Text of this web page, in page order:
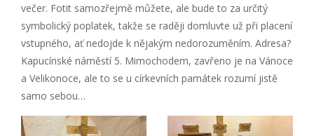
večer. Fotit samozřejmě můžete, ale bude to za určitý
symbolický poplatek, takže se raději domluvte už při placení
vstupného, ať nedojde k nějakým nedorozuměním. Adresa?
Kapucínské náměstí 5. Mimochodem, zavřeno je na Vánoce
a Velikonoce, ale to se u církevních památek rozumí jistě
samo sebou…